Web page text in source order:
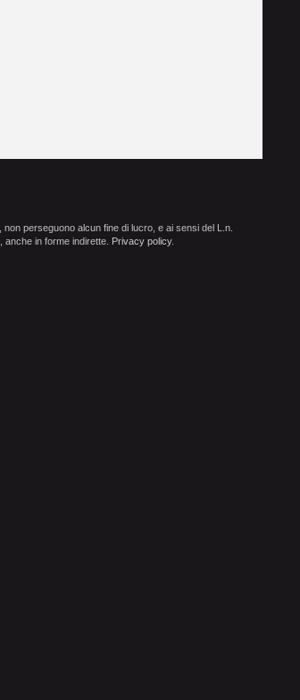
perseguono alcun fine di lucro, e ai sensi del L.n.
in forme indirette. Privacy policy.